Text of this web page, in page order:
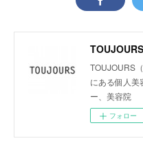
TOUJOURS
TOUJOURS
にある個人美
ー、美容院
フォロー